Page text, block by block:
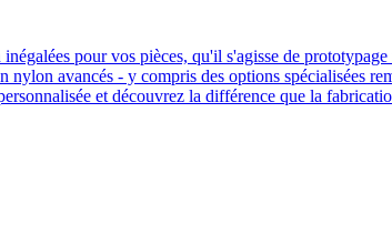
pour vos pièces, qu'il s'agisse de
avancés - y compris des options spécialisées
et découvrez la différence que la